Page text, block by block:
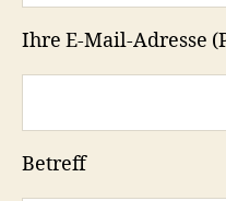
Ihre E-Mail-Adresse
Betreff